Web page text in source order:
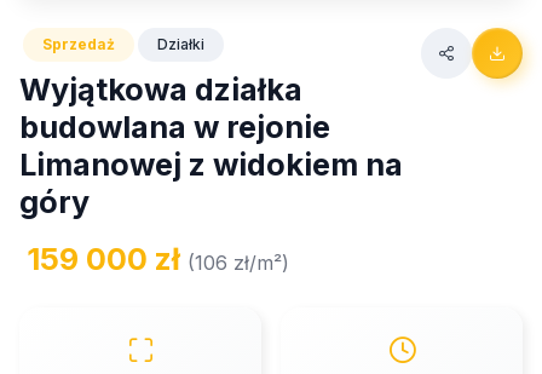
Sprzedaż Działki
Wyjątkowa działka
budowlana w rejonie
Limanowej z widokiem na
góry
159 000 zł (106 zł/m²)